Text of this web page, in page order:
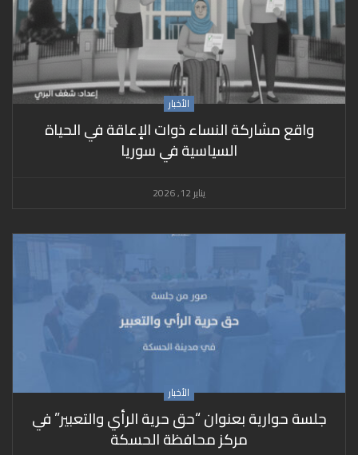
الأخبار
واقع مشاركة النساء ذوات الإعاقة في الحياة
السياسية في سوريا
يناير 12, 2026
الأخبار
جلسة حوارية بعنوان “حق حرية الرأي والتعبير” في
مركز محافظة الحسكة